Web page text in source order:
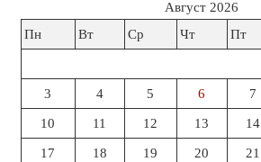
Август 2026
Пн
Вт Ср Чт Пт
3 4 5 6 7
10 11 12 13 14
17 18 19 20 21